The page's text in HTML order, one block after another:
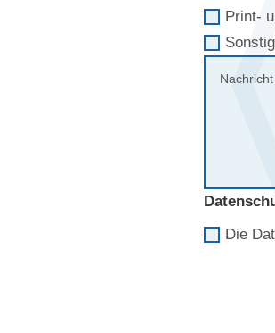
Print-
Die